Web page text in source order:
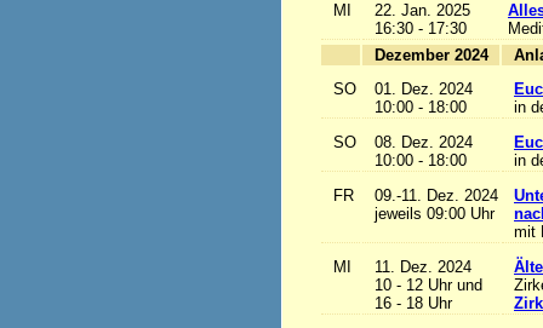
MI
22. Jan. 2025
16:30 - 17:30
Dezember 2024
SO
01. Dez. 2024
10:00 - 18:00
in
SO
08. Dez. 2024
10:00 - 18:00
in
FR
09.-11. Dez. 2024
jeweils 09:00 Uhr
mit
MI
11. Dez. 2024
10 - 12 Uhr und
16 - 18 Uhr